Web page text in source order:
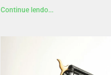
Continue lendo...